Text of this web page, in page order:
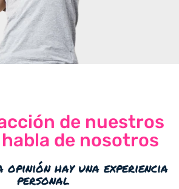
de nuestros
de nosotros
opinión hay una experiencia
personal